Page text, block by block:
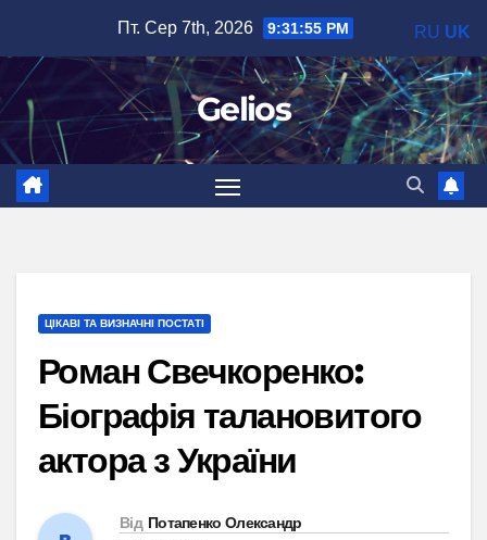
вмісту
Пт. Сер 7th, 2026 9:31:56 PM
Gelios
ЦІКАВІ ТА ВИЗНАЧНІ ПОСТАТІ
Роман Свечкоренко:
Біографія талановитого
актора з України
Від Потапенко Олександр
RU UK